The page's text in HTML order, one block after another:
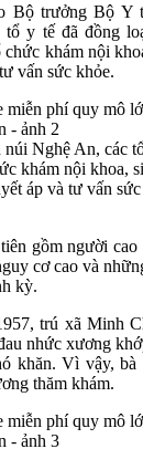
Bộ trưởng Bộ Y
tổ y tế đã đồng
khám nội
vấn sức khỏe.
Nghệ An, các
khám nội khoa,
áp và tư vấn
gồm người
cơ cao và
kỳ.
trú xã Minh
nhức xương
khăn. Vì vậy,
thăm khám.